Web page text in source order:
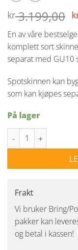
kr3.199,00
En av våre
komplett sort
separat med GU10
Spotskinnen kan
som kan kjøpes
På lager
Oz spotskinne 4
Frakt
Vi bruker Bring/
pakker kan
og betal i kassen!